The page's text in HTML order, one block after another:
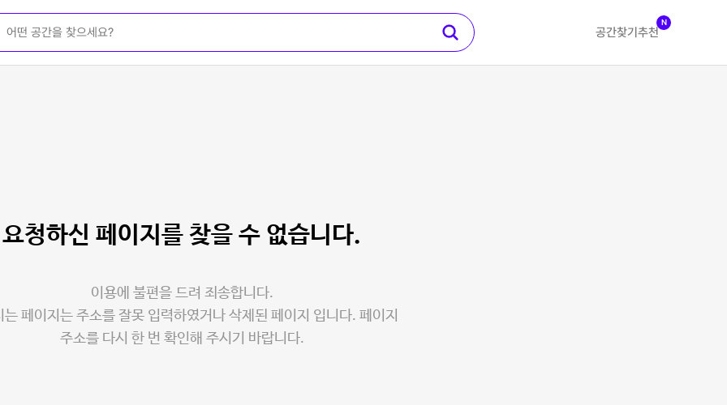
공간찾기 추천
N
요청하신 페이지를 찾을 수 없습니다.
이용에 불편을 드려 죄송합니다.
는 페이지는 주소를 잘못 입력하였거나 삭제된 페이지 입니다. 페이지
주소를 다시 한 번 확인해 주시기 바랍니다.